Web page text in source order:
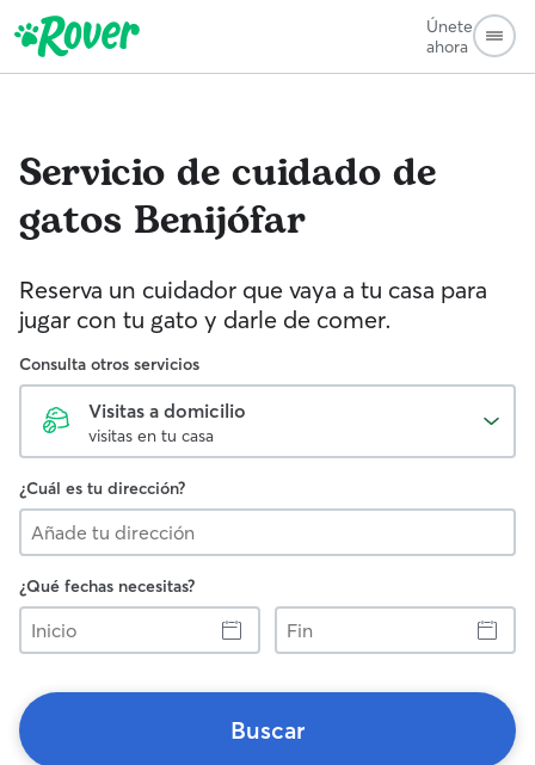
Únete
ahora
Servicio de cuidado de
gatos Benijófar
Reserva un cuidador que vaya a tu casa para
jugar con tu gato y darle de comer.
Consulta otros servicios
Visitas a domicilio
visitas en tu casa
¿Cuál es tu dirección?
¿Qué fechas necesitas?
Inicio
Fin
Buscar